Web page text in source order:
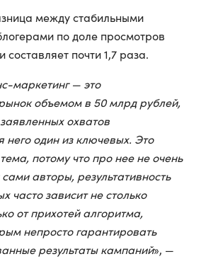
между стабильными
по доле просмотров
составляет почти 1,7 раза.
маркетинг — это
объемом в 50 млрд рублей,
охватов
него один из ключевых. Это
потому что про нее не очень
авторы, результативность
часто зависит не столько
от прихотей алгоритма,
непросто гарантировать
результаты кампаний», —